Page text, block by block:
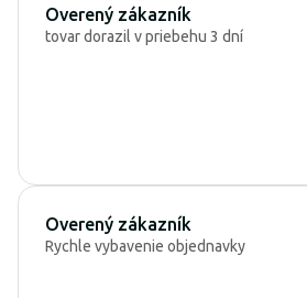
Overený zákazník
tovar dorazil v priebehu 3 dní
Overený zákazník
Rychle vybavenie objednavky